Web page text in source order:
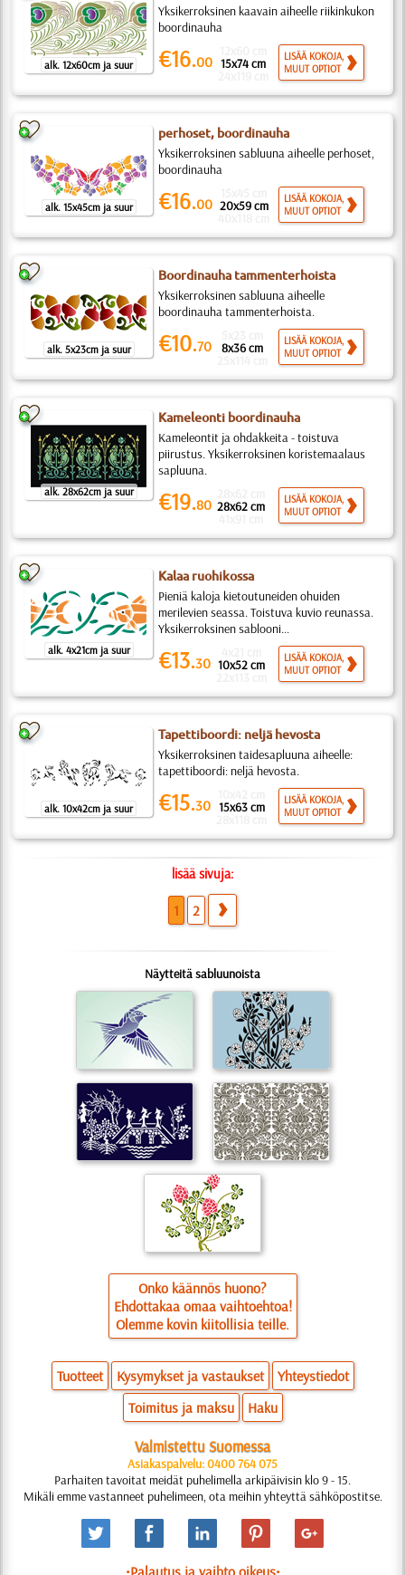
alk. 12x60cm ja suur
Yksikerroksinen kaavain aiheelle riikinkukon
boordinauha
€16.00 15x74 cm
LISÄÄ KOKOJA,
MUUT OPTIOT
alk. 15x45cm ja suur
perhoset, boordinauha
Yksikerroksinen sabluuna aiheelle perhoset,
boordinauha
€16.00 20x59 cm
LISÄÄ KOKOJA,
MUUT OPTIOT
alk. 5x23cm ja suur
Boordinauha tammenterhoista
Yksikerroksinen sabluuna aiheelle
boordinauha tammenterhoista.
€10.70 8x36 cm
LISÄÄ KOKOJA,
MUUT OPTIOT
alk. 28x62cm ja suur
Kameleonti boordinauha
Kameleontit ja ohdakkeita - toistuva
piirustus. Yksikerroksinen koristemaalaus
sapluuna.
€19.80 28x62 cm
LISÄÄ KOKOJA,
MUUT OPTIOT
alk. 4x21cm ja suur
Kalaa ruohikossa
Pieniä kaloja kietoutuneiden ohuiden
merilevien seassa. Toistuva kuvio reunassa.
Yksikerroksinen sablooni...
€13.30 10x52 cm
LISÄÄ KOKOJA,
MUUT OPTIOT
alk. 10x42cm ja suur
Tapettiboordi: neljä hevosta
Yksikerroksinen taidesapluuna aiheelle:
tapettiboordi: neljä hevosta.
€15.30 15x63 cm
LISÄÄ KOKOJA,
MUUT OPTIOT
lisää sivuja:
1 2
Näytteitä sabluunoista
Onko käännös huono?
Ehdottakaa omaa vaihtoehtoa!
Olemme kovin kiitollisia teille.
Tuotteet Kysymykset ja vastaukset
Yhteystiedot
Toimitus ja maksu
Haku
Valmistettu Suomessa
Asiakaspalvelu: 0400 764 075
Parhaiten tavoitat meidät puhelimella arkipäivisin klo 9 - 15.
Mikäli emme vastanneet puhelimeen, ota meihin yhteyttä sähköpostitse.
•Palautus ja vaihto oikeus•